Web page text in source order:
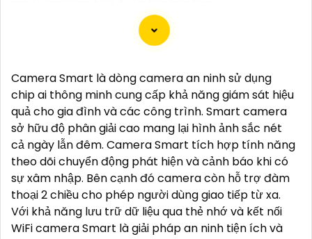
Chắc chắn! Dưới đây là một số tư vấn và giới thiệu về
Camera Giá Rẻ Thiết Bị An Ninh Chính Hãng mà bạn
có thể xem xét:
1:**Camera IP Wifi Ezviz C6CN**: - Camera IP PTZ
xoay 360 độ, góc quay rộng. - Độ phân giải Full HD
1080p. - Hỗ trợ kết nối không dây WiFi. - Tích hợp
công nghệ hồng ngoại thông minh. - Phù hợp để
theo dõi khoảng cách xa.
📽2:**Camera Hikvision DS-2CD1021-I**: - Camera
IP công nghệ H.265+ tiết kiệm băng thông. - Độ
Camera Smart là dòng camera an ninh sử dụng
chip ai thông minh cung cấp khả năng giám sát hiệu
quả cho gia đình và các công trình. Smart camera
sở hữu độ phân giải cao mang lại hình ảnh sắc nét
cả ngày lẫn đêm. Camera Smart tích hợp tính năng
theo dõi chuyển động phát hiện và cảnh báo khi có
sự xâm nhập. Bên cạnh đó camera còn hỗ trợ đàm
thoại 2 chiều cho phép người dùng giao tiếp từ xa.
Với khả năng lưu trữ dữ liệu qua thẻ nhớ và kết nối
WiFi camera Smart là giải pháp an ninh tiện ích và